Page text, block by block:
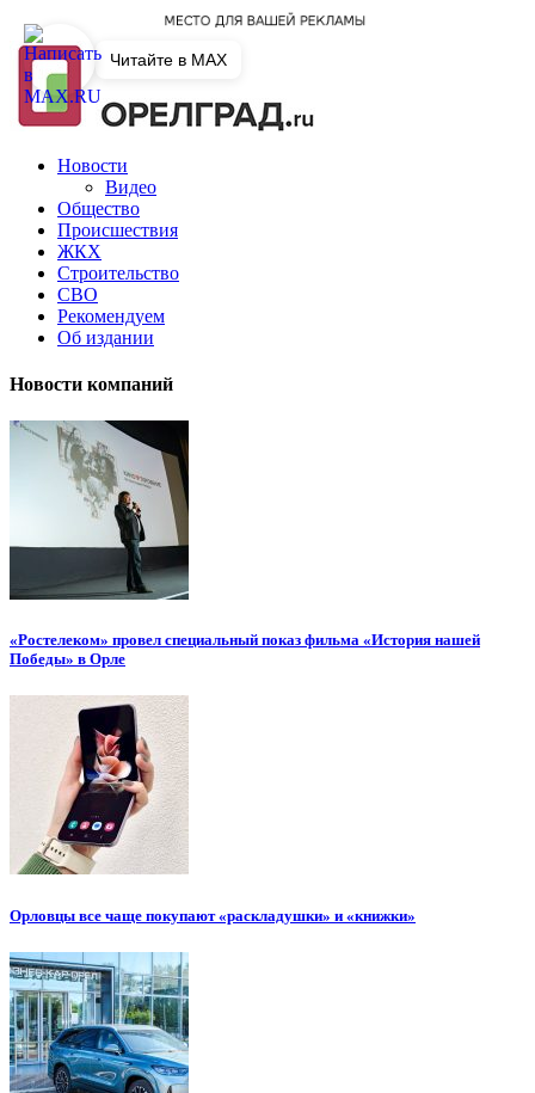
Новости
Видео
Общество
Происшествия
ЖКХ
Строительство
СВО
Рекомендуем
Об издании
Новости компаний
«Ростелеком» провел специальный показ фильма «История нашей
Победы» в Орле
Орловцы все чаще покупают «раскладушки» и «книжки»
Читайте в MAX